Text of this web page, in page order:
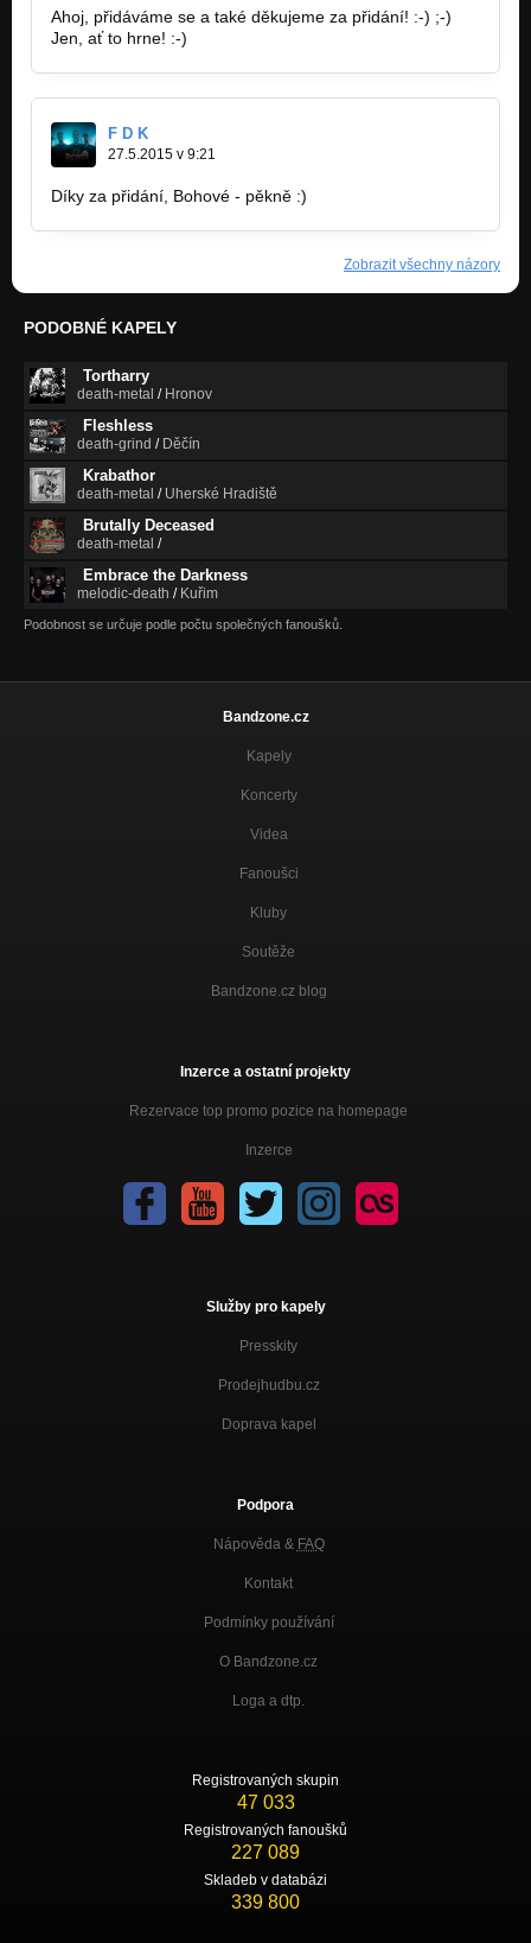
Ahoj, přidáváme se a také děkujeme za přidání! :-) ;-)
Jen, ať to hrne! :-)
F D K
27.5.2015 v 9:21
Díky za přidání, Bohové - pěkně :)
Zobrazit všechny názory
PODOBNÉ KAPELY
Tortharry
death-metal / Hronov
Fleshless
death-grind / Děčín
Krabathor
death-metal / Uherské Hradiště
Brutally Deceased
death-metal /
Embrace the Darkness
melodic-death / Kuřim
Podobnost se určuje podle počtu společných fanoušků.
Bandzone.cz
Kapely
Koncerty
Videa
Fanoušci
Kluby
Soutěže
Bandzone.cz blog
Inzerce a ostatní projekty
Rezervace top promo pozice na homepage
Inzerce
Služby pro kapely
Presskity
Prodejhudbu.cz
Doprava kapel
Podpora
Nápověda & FAQ
Kontakt
Podmínky používání
O Bandzone.cz
Loga a dtp.
Registrovaných skupin
47 033
Registrovaných fanoušků
227 089
Skladeb v databázi
339 800